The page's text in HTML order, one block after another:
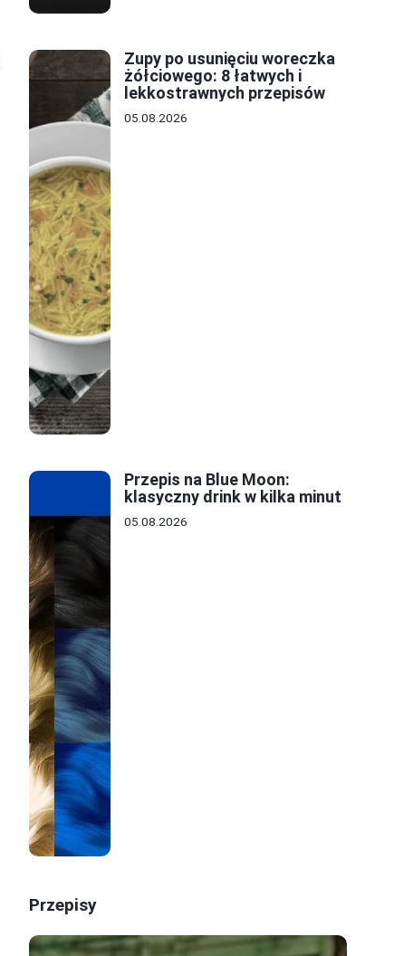
Zupy po usunięciu woreczka
żółciowego: 8 łatwych i
lekkostrawnych przepisów
05.08.2026
Przepis na Blue Moon:
klasyczny drink w kilka minut
05.08.2026
Przepisy